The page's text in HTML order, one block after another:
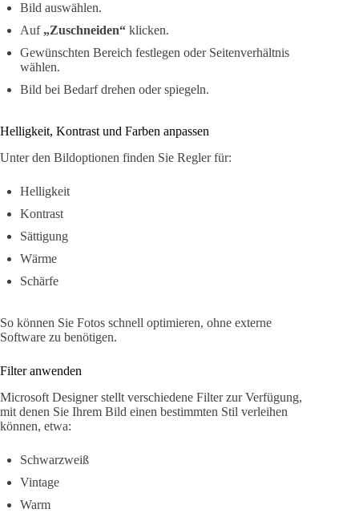
Bild auswählen.
Auf „Zuschneiden“ klicken.
Gewünschten Bereich festlegen oder Seitenverhältnis
wählen.
Bild bei Bedarf drehen oder spiegeln.
Helligkeit, Kontrast und Farben anpassen
Unter den Bildoptionen finden Sie Regler für:
Helligkeit
Kontrast
Sättigung
Wärme
Schärfe
So können Sie Fotos schnell optimieren, ohne externe
Software zu benötigen.
Filter anwenden
Microsoft Designer stellt verschiedene Filter zur Verfügung,
mit denen Sie Ihrem Bild einen bestimmten Stil verleihen
können, etwa:
Schwarzweiß
Vintage
Warm